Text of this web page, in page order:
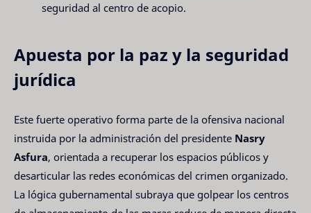
seguridad al centro de acopio.
Apuesta por la paz y la seguridad
jurídica
Este fuerte operativo forma parte de la ofensiva nacional
instruida por la administración del presidente Nasry
Asfura, orientada a recuperar los espacios públicos y
desarticular las redes económicas del crimen organizado.
La lógica gubernamental subraya que golpear los centros